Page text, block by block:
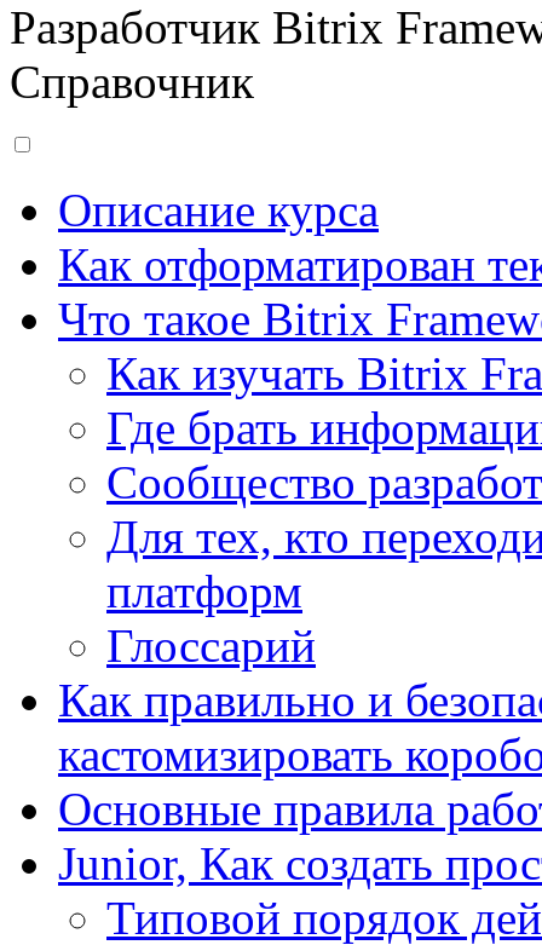
Разработчик Bitrix
Справочник
Описание курса
Как отформатирован
Что такое Bitrix
Как изучать Bitrix
Где брать
Сообщество
Для тех, кто
платформ
Глоссарий
Как правильно и
кастомизировать
Основные правила
Junior, Как создать
Типовой порядок